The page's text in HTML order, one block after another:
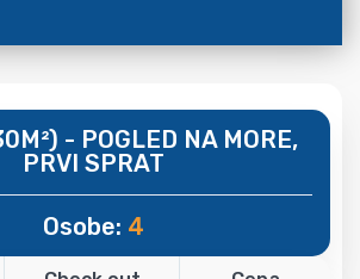
- POGLED NA MORE,
PRVI SPRAT
Osobe: 4